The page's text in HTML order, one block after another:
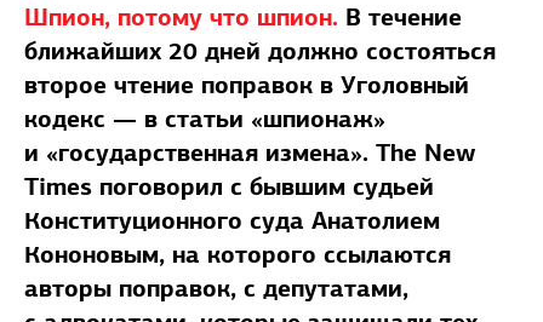
Шпион, потому что шпион. В течение
ближайших 20 дней должно состояться
второе чтение поправок в Уголовный
кодекс — в статьи «шпионаж»
и «государственная измена». The New
Times поговорил с бывшим судьей
Конституционного суда Анатолием
Кононовым, на которого ссылаются
авторы поправок, с депутатами,